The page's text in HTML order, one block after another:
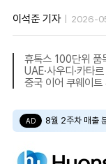
이석준 기자 2026-
휴톡스 100단위 품
UAE·사우디·카타
중국 이어 쿠웨이
AD 8월 2주차 매출